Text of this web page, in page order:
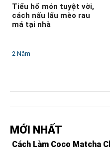
Tiểu hổ món tuyệt vời,
cách nấu lẩu mèo rau
má tại nhà
2 Năm
MỚI NHẤT
Cách Làm Coco Matcha